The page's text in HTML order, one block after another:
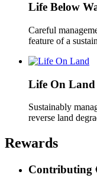
Life Below
Careful
feature of a
Life On Land
Sustainably
reverse land
Rewards
Contributing